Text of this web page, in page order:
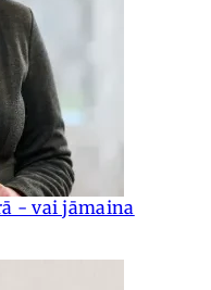
- vai jāmaina